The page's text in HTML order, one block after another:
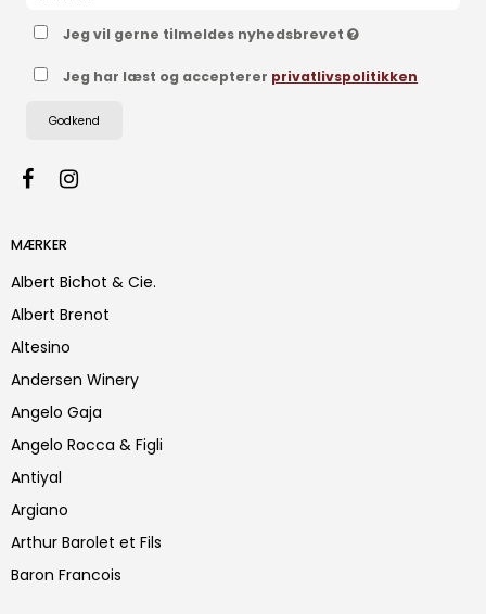
Jeg vil gerne tilmeldes nyhedsbrevet
Jeg har læst og accepterer privatlivspolitikken
Godkend
MÆRKER
Albert Bichot & Cie.
Albert Brenot
Altesino
Andersen Winery
Angelo Gaja
Angelo Rocca & Figli
Antiyal
Argiano
Arthur Barolet et Fils
Baron Francois